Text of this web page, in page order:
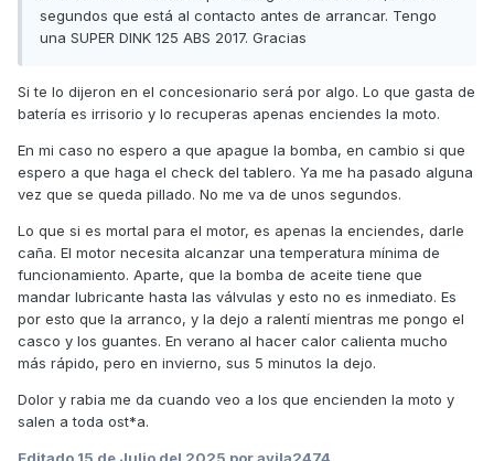
segundos que está al contacto antes de arrancar. Tengo
una SUPER DINK 125 ABS 2017. Gracias
Si te lo dijeron en el concesionario será por algo. Lo que gasta de
batería es irrisorio y lo recuperas apenas enciendes la moto.
En mi caso no espero a que apague la bomba, en cambio si que
espero a que haga el check del tablero. Ya me ha pasado alguna
vez que se queda pillado. No me va de unos segundos.
Lo que si es mortal para el motor, es apenas la enciendes, darle
caña. El motor necesita alcanzar una temperatura mínima de
funcionamiento. Aparte, que la bomba de aceite tiene que
mandar lubricante hasta las válvulas y esto no es inmediato. Es
por esto que la arranco, y la dejo a ralentí mientras me pongo el
casco y los guantes. En verano al hacer calor calienta mucho
más rápido, pero en invierno, sus 5 minutos la dejo.
Dolor y rabia me da cuando veo a los que encienden la moto y
salen a toda ost*a.